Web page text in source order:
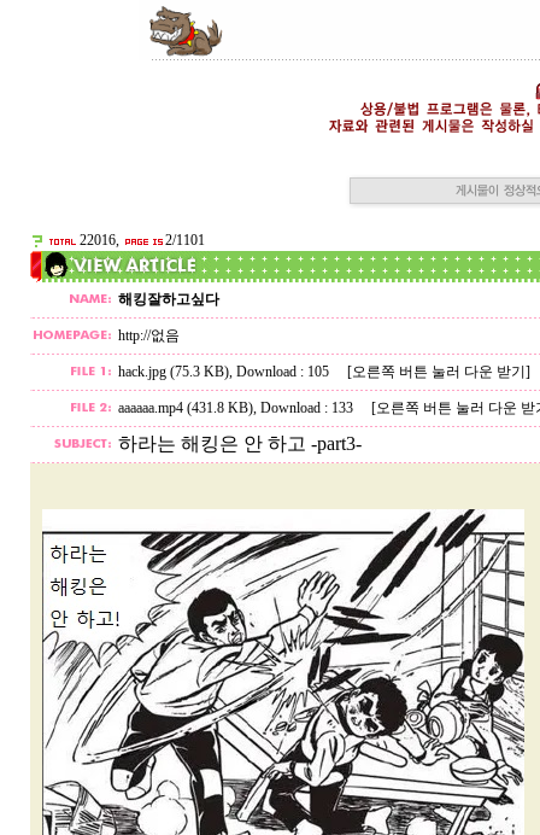
22016, 2/1101
해킹잘하고싶다
http://없음
hack.jpg (75.3 KB), Download : 105 [오른쪽 버튼 눌러 다운 받기]
aaaaaa.mp4 (431.8 KB), Download : 133 [오른쪽 버튼 눌러 다운 받
하라는 해킹은 안 하고 -part3-